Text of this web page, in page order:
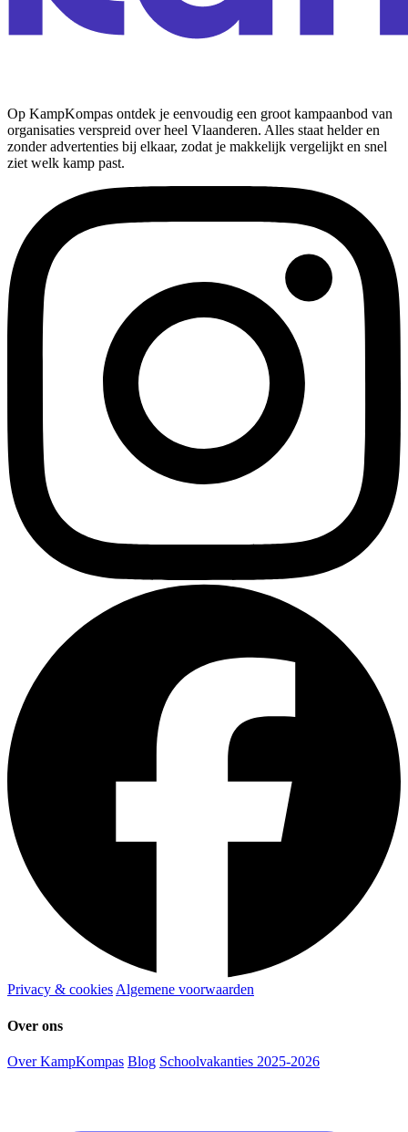
Op KampKompas ontdek je eenvoudig een groot kampaanbod van
organisaties verspreid over heel Vlaanderen. Alles staat helder en
zonder advertenties bij elkaar, zodat je makkelijk vergelijkt en snel
ziet welk kamp past.
Privacy & cookiesAlgemene voorwaarden
Over ons
Over KampKompas Blog Schoolvakanties 2025-2026